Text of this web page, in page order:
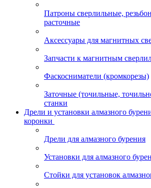
Патроны сверлильные,
расточные
Аксессуары для магнитных
Запчасти к магнитным
Фаскосниматели (кромкорезы)
Заточные (точильные,
станки
Дрели и установки алмазного
коронки
Дрели для алмазного бурения
Установки для алмазного
Стойки для установок